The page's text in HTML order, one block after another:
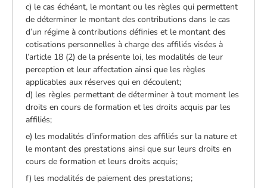
c) le cas échéant, le montant ou les règles qui permettent
de déterminer le montant des contributions dans le cas
d’un régime à contributions définies et le montant des
cotisations personnelles à charge des affiliés visées à
l’article 18 (2) de la présente loi, les modalités de leur
perception et leur affectation ainsi que les règles
applicables aux réserves qui en découlent;
d) les règles permettant de déterminer à tout moment les
droits en cours de formation et les droits acquis par les
affiliés;
e) les modalités d'information des affiliés sur la nature et
le montant des prestations ainsi que sur leurs droits en
cours de formation et leurs droits acquis;
f) les modalités de paiement des prestations;